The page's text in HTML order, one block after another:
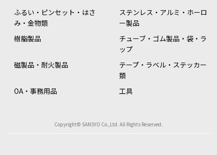
ふるい・ピンセット・はさ
み・金物類
ステンレス・アルミ・ホーロ
ー製品
樹脂製品
チューブ・ゴム製品・袋・ラ
ップ
磁製品・耐火製品
テープ・ラベル・ステッカー
類
OA・事務用品
工具
Copyright© SANSYO Co.,Ltd. All Rights Reserved.